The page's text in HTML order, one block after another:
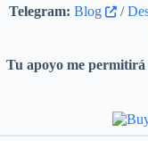
Telegram: Blog /
Tu apoyo me permitirá